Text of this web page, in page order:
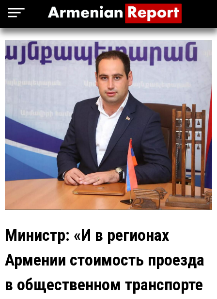
Министр: «И в регионах
Армении стоимость проезда
в общественном транспорте